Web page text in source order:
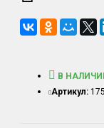
В
Артикул: